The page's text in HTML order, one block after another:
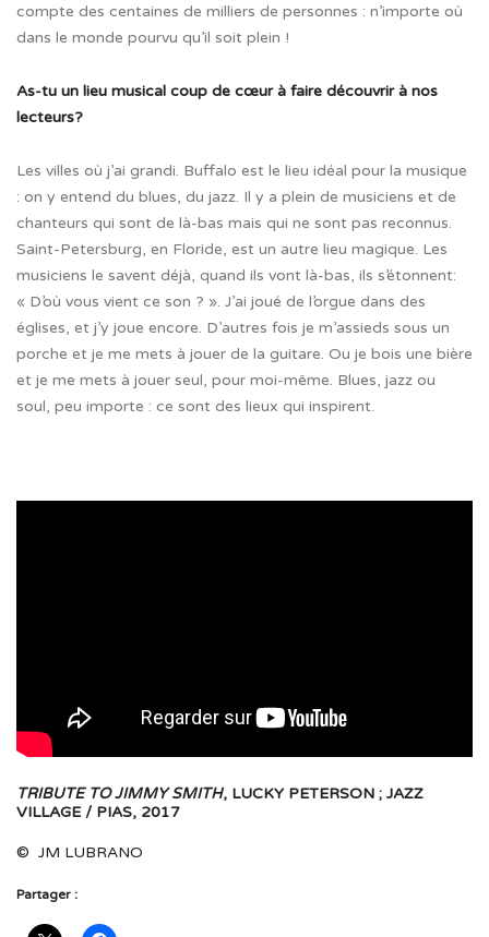
compte des centaines de milliers de personnes : n’importe où
dans le monde pourvu qu’il soit plein !
As-tu un lieu musical coup de cœur à faire découvrir à nos
lecteurs?
Les villes où j’ai grandi. Buffalo est le lieu idéal pour la musique
: on y entend du blues, du jazz. Il y a plein de musiciens et de
chanteurs qui sont de là-bas mais qui ne sont pas reconnus.
Saint-Petersburg, en Floride, est un autre lieu magique. Les
musiciens le savent déjà, quand ils vont là-bas, ils s’étonnent:
« D’où vous vient ce son ? ». J’ai joué de l’orgue dans des
églises, et j’y joue encore. D’autres fois je m’assieds sous un
porche et je me mets à jouer de la guitare. Ou je bois une bière
et je me mets à jouer seul, pour moi-même. Blues, jazz ou
soul, peu importe : ce sont des lieux qui inspirent.
TRIBUTE TO JIMMY SMITH, LUCKY PETERSON ; JAZZ
VILLAGE / PIAS, 2017
© JM LUBRANO
Partager :